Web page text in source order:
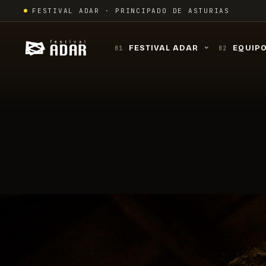
content
FESTIVAL ADAR · PRINCIPADO DE ASTURIAS
01 FESTIVAL ADAR › 02